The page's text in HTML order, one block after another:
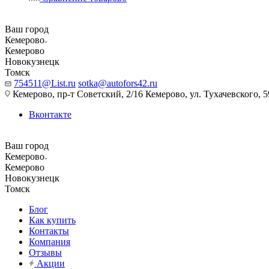
Ваш город
Кемерово
Кемерово
Новокузнецк
Томск
754511@List.ru sotka@autofors42.ru
Кемерово, пр-т Советский, 2/16 Кемерово, ул. Тухачевского,
Вконтакте
Ваш город
Кемерово
Кемерово
Новокузнецк
Томск
Блог
Как купить
Контакты
Компания
Отзывы
Акции